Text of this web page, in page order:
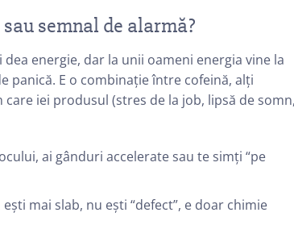
semnal de alarmă?
energie, dar la unii oameni energia vine la
panică. E o combinație între cofeină, alți
iei produsul (stres de la job, lipsă de somn,
ai gânduri accelerate sau te simți “pe
mai slab, nu ești “defect”, e doar chimie